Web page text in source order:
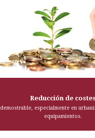
Reducción de costes
demostrable, especialmente en
equipamientos.